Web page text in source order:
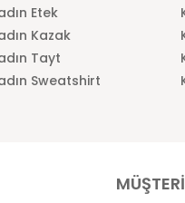
Etek
Kazak
Tayt
Sweatshirt